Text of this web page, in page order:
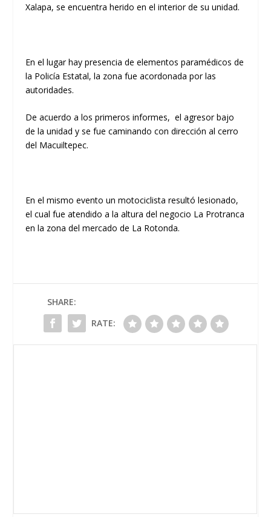
Xalapa, se encuentra herido en el interior de su unidad.
En el lugar hay presencia de elementos paramédicos de
la Policía Estatal, la zona fue acordonada por las
autoridades.
De acuerdo a los primeros informes, el agresor bajo
de la unidad y se fue caminando con dirección al cerro
del Macuiltepec.
En el mismo evento un motociclista resultó lesionado,
el cual fue atendido a la altura del negocio La Protranca
en la zona del mercado de La Rotonda.
SHARE:
RATE: